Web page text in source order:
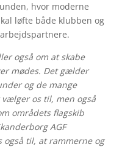
hvor moderne
løfte både klubben og
også om at skabe
mødes. Det gælder
og de mange
os til, men også
områdets flagskib
AGF
til, at rammerne og